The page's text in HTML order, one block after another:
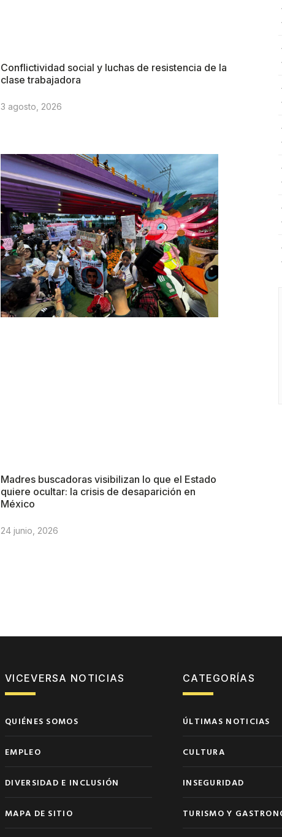
Conflictividad social y luchas de resistencia de la
clase trabajadora
3 agosto, 2026
Madres buscadoras visibilizan lo que el Estado
quiere ocultar: la crisis de desaparición en
México
24 junio, 2026
VICEVERSA NOTICIAS
QUIÉNES SOMOS
EMPLEO
DIVERSIDAD E INCLUSIÓN
MAPA DE SITIO
CATEGORÍAS
ÚLTIMAS NOTICIAS
CULTURA
INSEGURIDAD
TURISMO Y